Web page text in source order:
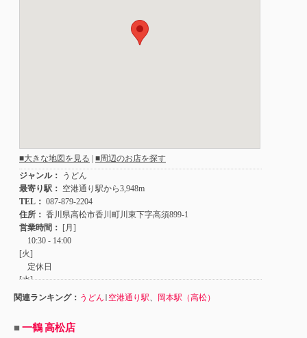
関連ランキング： うどん | 空港通り駅 岡本駅（高松）
■一鶴 高松店